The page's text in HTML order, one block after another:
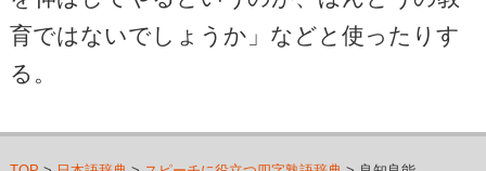
育ではないでしょうか」などと使ったりす
る。